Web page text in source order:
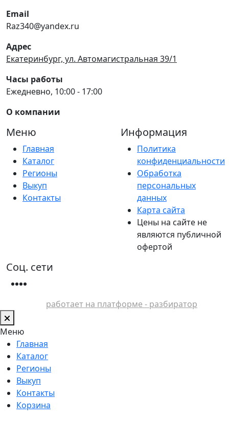
Email
Raz340@yandex.ru
Адрес
Екатеринбург, ул. Автомагистральная 39/1
Часы работы
Ежедневно, 10:00 - 17:00
О компании
Меню
Главная
Каталог
Регионы
Выкуп
Контакты
Информация
Политика
конфиденциальности
Обработка
персональных
данных
Карта сайта
Цены на сайте не
являются публичной
офертой
Соц. сети
работает на платформе - разбиратор
Меню
Главная
Каталог
Регионы
Выкуп
Контакты
Корзина